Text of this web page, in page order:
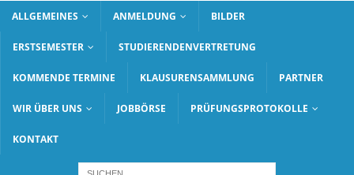
ALLGEMEINES ANMELDUNG BILDER
ERSTSEMESTER STUDIERENDENVERTRETUNG
KOMMENDE TERMINE KLAUSURENSAMMLUNG PARTNER
WIR ÜBER UNS JOBBÖRSE PRÜFUNGSPROTOKOLLE
KONTAKT